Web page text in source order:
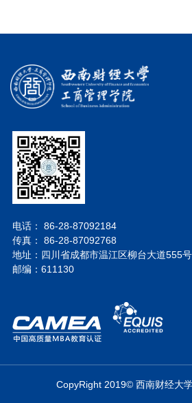
体工作，字数约800字。...
电话： 86-28-87092184
传真： 86-28-87092768
地址：四川省成都市温江区柳台大道555号
邮编：611130
CopyRight 2019© 西南财经大